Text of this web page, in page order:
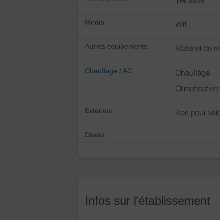
Media Wifi
Autres équipements Matériel de
Chauffage / AC
Chauffage
Climatisation
Exterieur Abri pour
Divers
Infos sur l'établissement